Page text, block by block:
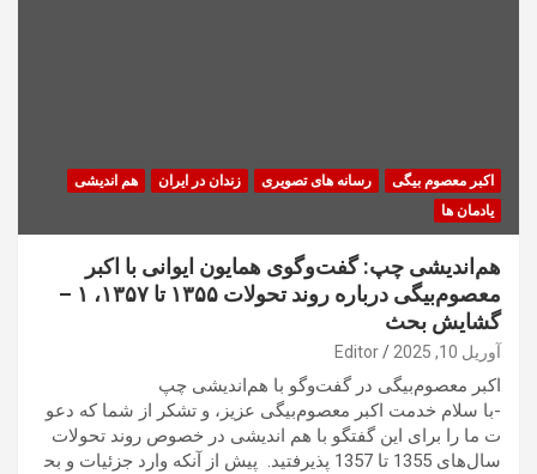
اکبر معصوم بیگی رسانه های تصویری زندان در ایران
هم اندیشی
یادمان ها
هم‌اندیشی چپ: گفت‌وگوی همایون ایوانی با اکبر
معصوم‌بیگی درباره روند تحولات ۱۳۵۵ تا ۱۳۵۷، ۱ –
گشایش بحث
آوریل 10, 2025 Editor
اکبر معصوم‌بیگی در گفت‌وگو با هم‌اندیشی چپ
-با سلام خدمت اکبر معصوم‌بیگی عزیز، و تشکر از شما که دعو
ت ما را برای این گفتگو با هم اندیشی در خصوص روند تحولات
سال‌های 1355 تا 1357 پذیرفتید. پیش از آنکه وارد جزئیات و بح